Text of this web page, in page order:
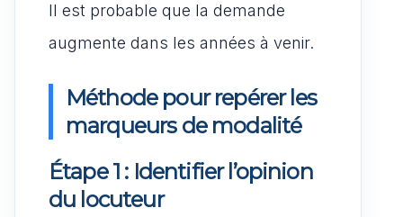
Il est probable que la demande
augmente dans les années à venir.
Méthode pour repérer les
marqueurs de modalité
Étape 1 : Identifier l’opinion
du locuteur